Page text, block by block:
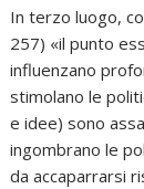
In terzo luogo,
257) «il punto
influenzano
stimolano le
e idee) sono
ingombrano le
da accaparrarsi